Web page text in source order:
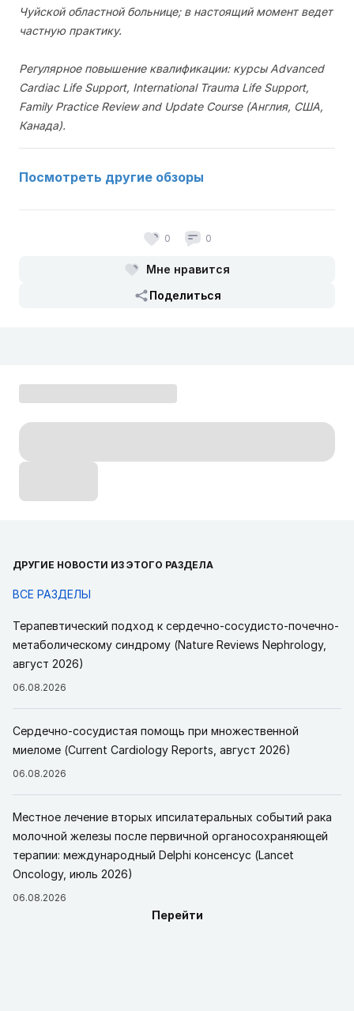
Чуйской областной больнице; в настоящий момент ведет
частную практику.
Регулярное повышение квалификации: курсы Advanced
Cardiac Life Support, International Trauma Life Support,
Family Practice Review and Update Course (Англия, США,
Канада).
Посмотреть другие обзоры
0 0
Мне нравится
Поделиться
ДРУГИЕ НОВОСТИ ИЗ ЭТОГО РАЗДЕЛА
ВСЕ РАЗДЕЛЫ
Терапевтический подход к сердечно-сосудисто-почечно-
метаболическому синдрому (Nature Reviews Nephrology,
август 2026)
06.08.2026
Сердечно-сосудистая помощь при множественной
миеломе (Current Cardiology Reports, август 2026)
06.08.2026
Местное лечение вторых ипсилатеральных событий рака
молочной железы после первичной органосохраняющей
терапии: международный Delphi консенсус (Lancet
Oncology, июль 2026)
06.08.2026
Перейти